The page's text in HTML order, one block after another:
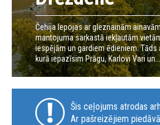
Čehija lepojas ar gleznainām
mantojuma sarkastā iekļautām
iespējām un gardiem ēdieniem.
kurā iepazīsim Prāgu, Karlovi Vari un...
Šis ceļojums atrodas
Ar pašreizējiem